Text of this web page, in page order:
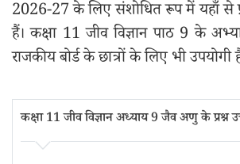
2026-27 के लिए संशोधित रूप में यहाँ से
हैं। कक्षा 11 जीव विज्ञान पाठ 9 के
राजकीय बोर्ड के छात्रों के लिए भी उपयोगी
कक्षा 11 जीव विज्ञान अध्याय 9 जैव अणु के प्रश्न